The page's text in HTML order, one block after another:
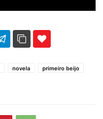
novela
primeiro beijo